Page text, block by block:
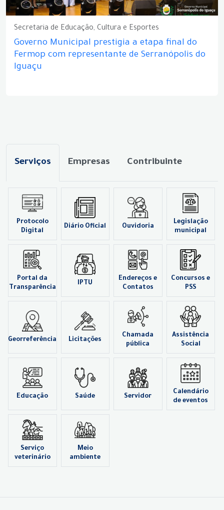
Secretaria de Educação, Cultura e Esportes
Governo Municipal prestigia a etapa final do
Fermop com representante de Serranópolis do
Iguaçu
Serviços Empresas Contribuinte
Protocolo
Digital
Diário Oficial Ouvidoria
Legislação
municipal
Portal da
Transparência
IPTU
Endereços e
Contatos
Concursos e
PSS
Georreferência Licitações
Chamada
pública
Assistência
Social
Educação Saúde Servidor
Calendário
de eventos
Serviço
veterinário
Meio
ambiente